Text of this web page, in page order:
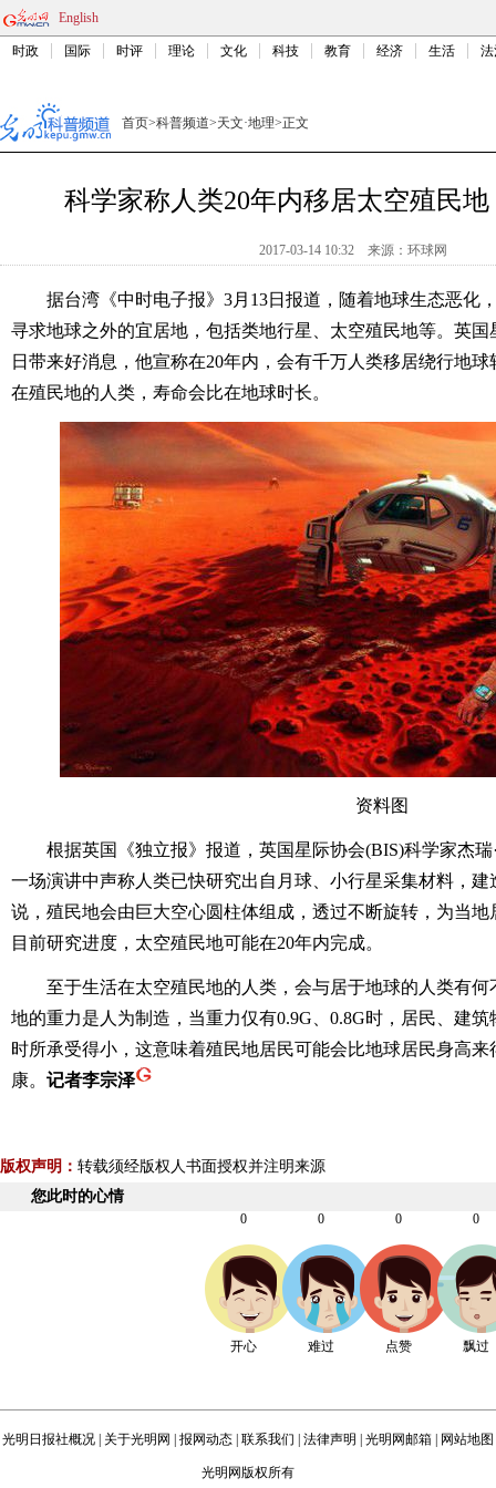
English
时政 国际 时评 理论 文化 科技 教育 经济 生活
首页>科普频道>天文·地理>正文
科学家称人类20年内移居太空殖民
2017-03-14 10:32 来源： 环球网
据台湾《中时电子报》3月13日报道，随着地球生态恶化
寻求地球之外的宜居地，包括类地行星、太空殖民地等。英
日带来好消息，他宣称在20年内，会有千万人类移居绕行地
在殖民地的人类，寿命会比在地球时长。
资料图
根据英国《独立报》报道，英国星际协会(BIS)科学家杰瑞·
一场演讲中声称人类已快研究出自月球、小行星采集材料，
说，殖民地会由巨大空心圆柱体组成，透过不断旋转，为当
目前研究进度，太空殖民地可能在20年内完成。
至于生活在太空殖民地的人类，会与居于地球的人类有何
地的重力是人为制造，当重力仅有0.9G、0.8G时，居民、建
时所承受得小，这意味着殖民地居民可能会比地球居民身高
康。 记者李宗泽
版权声明： 转载须经版权人书面授权并注明来源
您此时的心情
0
开心
0
难过
0
点赞
0
飘过
光明日报社概况 关于光明网 报网动态 联系我们 法律声明 光明网邮箱 网站地图
光明网版权所有